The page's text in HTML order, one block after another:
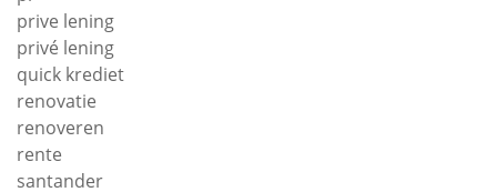
prive lening
privé lening
quick krediet
renovatie
renoveren
rente
santander